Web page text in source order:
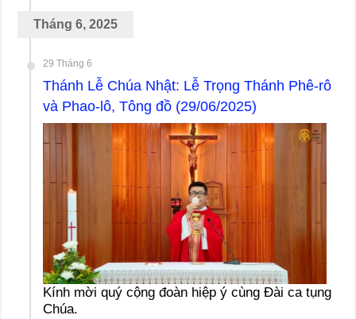
Tháng 6, 2025
29 Tháng 6
Thánh Lễ Chúa Nhật: Lễ Trọng Thánh Phê-rô
và Phao-lô, Tông đồ (29/06/2025)
Kính mời quý cộng đoàn hiệp ý cùng Đài ca tụng
Chúa.